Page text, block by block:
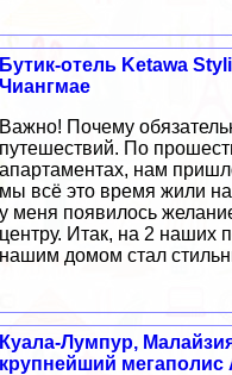
Бутик-отель Ketawa
Чиангмае
Важно! Почему
путешествий. По
апартаментах, нам
мы всё это время жили
у меня появилось
центру. Итак, на 2 наших
нашим домом стал
Куала-Лумпур,
крупнейший мегаполис